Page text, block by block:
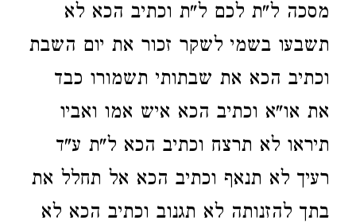
מסכה ל"ת לכם ל"ת וכתיב הכא לא
תשבעו בשמי לשקר זכור את יום השבת
וכתיב הכא את שבתותי תשמורו כבד
את או"א וכתיב הכא איש אמו ואביו
תיראו לא תרצח וכתיב הכא ל"ת ע"ד
רעיך לא תנאף וכתיב הכא אל תחלל את
בתך להזנותה לא תגנוב וכתיב הכא לא